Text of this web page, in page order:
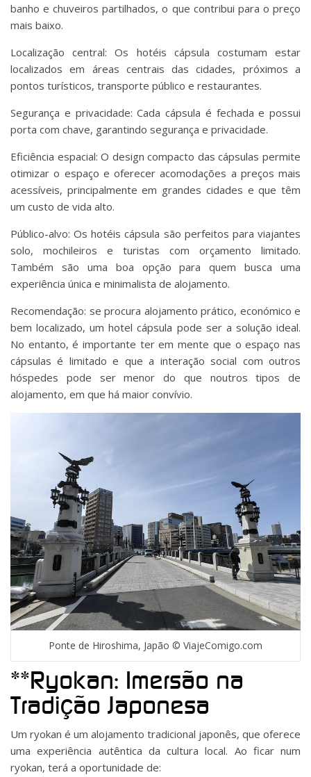
banho e chuveiros partilhados, o que contribui para o preço
mais baixo.
Localização central: Os hotéis cápsula costumam estar
localizados em áreas centrais das cidades, próximos a
pontos turísticos, transporte público e restaurantes.
Segurança e privacidade: Cada cápsula é fechada e possui
porta com chave, garantindo segurança e privacidade.
Eficiência espacial: O design compacto das cápsulas permite
otimizar o espaço e oferecer acomodações a preços mais
acessíveis, principalmente em grandes cidades e que têm
um custo de vida alto.
Público-alvo: Os hotéis cápsula são perfeitos para viajantes
solo, mochileiros e turistas com orçamento limitado.
Também são uma boa opção para quem busca uma
experiência única e minimalista de alojamento.
Recomendação: se procura alojamento prático, económico e
bem localizado, um hotel cápsula pode ser a solução ideal.
No entanto, é importante ter em mente que o espaço nas
cápsulas é limitado e que a interação social com outros
hóspedes pode ser menor do que noutros tipos de
alojamento, em que há maior convívio.
Ponte de Hiroshima, Japão © ViajeComigo.com
**Ryokan: Imersão na
Tradição Japonesa
Um ryokan é um alojamento tradicional japonês, que oferece
uma experiência autêntica da cultura local. Ao ficar num
ryokan, terá a oportunidade de: